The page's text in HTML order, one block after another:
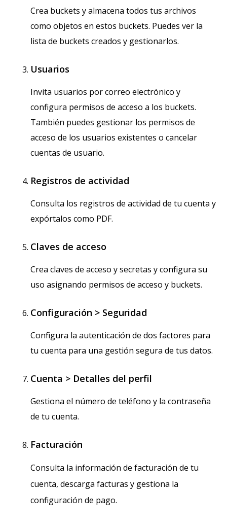
Crea buckets y almacena todos tus archivos
como objetos en estos buckets. Puedes ver la
lista de buckets creados y gestionarlos.
Usuarios
Invita usuarios por correo electrónico y
configura permisos de acceso a los buckets.
También puedes gestionar los permisos de
acceso de los usuarios existentes o cancelar
cuentas de usuario.
Registros de actividad
Consulta los registros de actividad de tu cuenta y
expórtalos como PDF.
Claves de acceso
Crea claves de acceso y secretas y configura su
uso asignando permisos de acceso y buckets.
Configuración > Seguridad
Configura la autenticación de dos factores para
tu cuenta para una gestión segura de tus datos.
Cuenta > Detalles del perfil
Gestiona el número de teléfono y la contraseña
de tu cuenta.
Facturación
Consulta la información de facturación de tu
cuenta, descarga facturas y gestiona la
configuración de pago.